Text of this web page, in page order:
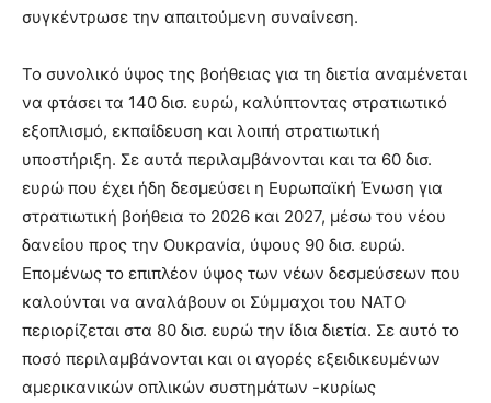
συγκέντρωσε την απαιτούμενη συναίνεση.
Το συνολικό ύψος της βοήθειας για τη διετία αναμένεται
να φτάσει τα 140 δισ. ευρώ, καλύπτοντας στρατιωτικό
εξοπλισμό, εκπαίδευση και λοιπή στρατιωτική
υποστήριξη. Σε αυτά περιλαμβάνονται και τα 60 δισ.
ευρώ που έχει ήδη δεσμεύσει η Ευρωπαϊκή Ένωση για
στρατιωτική βοήθεια το 2026 και 2027, μέσω του νέου
δανείου προς την Ουκρανία, ύψους 90 δισ. ευρώ.
Επομένως το επιπλέον ύψος των νέων δεσμεύσεων που
καλούνται να αναλάβουν οι Σύμμαχοι του ΝΑΤΟ
περιορίζεται στα 80 δισ. ευρώ την ίδια διετία. Σε αυτό το
ποσό περιλαμβάνονται και οι αγορές εξειδικευμένων
αμερικανικών οπλικών συστημάτων -κυρίως